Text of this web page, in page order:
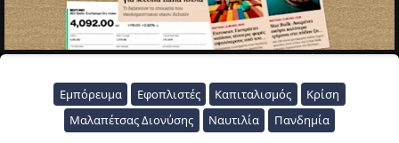
Εμπόρευμα Εφοπλιστές Καπιταλισμός
Κρίση
Μαλαπέτσας Διονύσης
Ναυτιλία Πανδημία